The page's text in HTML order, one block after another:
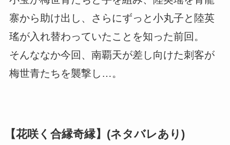
寨から助け出し、さらにずっと小丸子と陸英
瑤が入れ替わっていたことを知った前回。
そんななか今回、南覇天が差し向けた刺客が
梅世青たちを襲撃し…。
【花咲く合縁奇縁】(ネタバレあり)